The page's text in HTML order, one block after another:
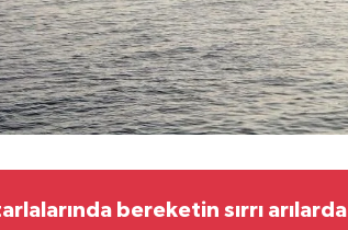
bereketin sırrı arılarda